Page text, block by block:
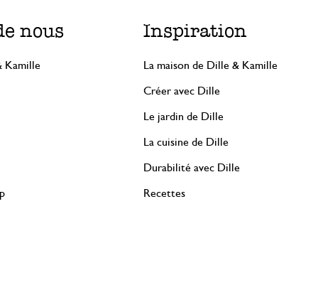
nous
Kamille
Inspiration
La maison de Dille & Kamille
Créer avec Dille
Le jardin de Dille
La cuisine de Dille
Durabilité avec Dille
Recettes